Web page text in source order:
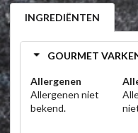
INGREDIËNTEN
GOURMET
Allergenen
Allergenen niet
bekend.